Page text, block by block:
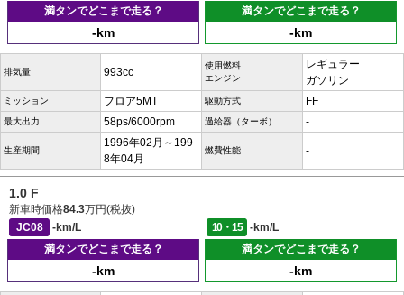
満タンでどこまで走る？
-km
満タンでどこまで走る？
-km
排気量 993cc
使用燃料
エンジン
レギュラー
ガソリン
ミッション フロア5MT 駆動方式 FF
最大出力 58ps/6000rpm 過給器（ターボ） -
生産期間
1996年02月～199
8年04月
燃費性能 -
1.0 F
新車時価格84.3万円(税抜)
JC08
-km/L 10・15
-km/L
満タンでどこまで走る？
-km
満タンでどこまで走る？
-km